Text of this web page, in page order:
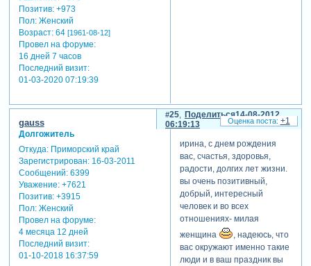
Позитив: +973
Пол:Женский
Возраст:64 [1961-08-12]
Провел на форуме:
16 дней 7 часов
Последний визит:
01-03-2020 07:19:39
Поделиться
25
14-08-2012
06:19:13
gauss
Долгожитель
Откуда:Приморский край
Зарегистрирован: 16-03-2011
Сообщений:6399
Уважение: +7621
Позитив: +3915
Пол:Женский
Провел на форуме:
4 месяца 12 дней
Последний визит:
01-10-2018 16:37:59
ирина, с днем рождения
вас, счастья, здоровья,
радости, долгих лет жизни.
вы очень позитивный,
добрый, интересный
человек и во всех
отношениях- милая
женщина
, надеюсь, что
вас окружают именно такие
люди и в ваш праздник вы
+1